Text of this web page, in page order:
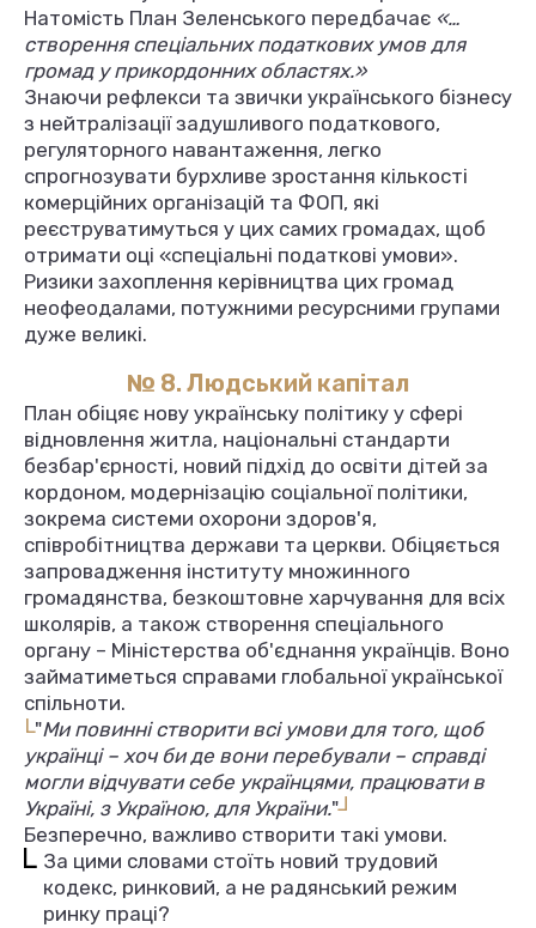
Натомість План Зеленського передбачає «…
створення спеціальних податкових умов для
громад у прикордонних областях.»
Знаючи рефлекси та звички українського бізнесу
з нейтралізації задушливого податкового,
регуляторного навантаження, легко
спрогнозувати бурхливе зростання кількості
комерційних організацій та ФОП, які
реєструватимуться у цих самих громадах, щоб
отримати оці «спеціальні податкові умови».
Ризики захоплення керівництва цих громад
неофеодалами, потужними ресурсними групами
дуже великі.
№ 8. Людський капітал
План обіцяє нову українську політику у сфері
відновлення житла, національні стандарти
безбар'єрності, новий підхід до освіти дітей за
кордоном, модернізацію соціальної політики,
зокрема системи охорони здоров'я,
співробітництва держави та церкви. Обіцяється
запровадження інституту множинного
громадянства, безкоштовне харчування для всіх
школярів, а також створення спеціального
органу – Міністерства об'єднання українців. Воно
займатиметься справами глобальної української
спільноти.
L"Ми повинні створити всі умови для того, щоб
українці – хоч би де вони перебували – справді
могли відчувати себе українцями, працювати в
Україні, з Україною, для України."L
Безперечно, важливо створити такі умови.
За цими словами стоїть новий трудовий
кодекс, ринковий, а не радянський режим
ринку праці?